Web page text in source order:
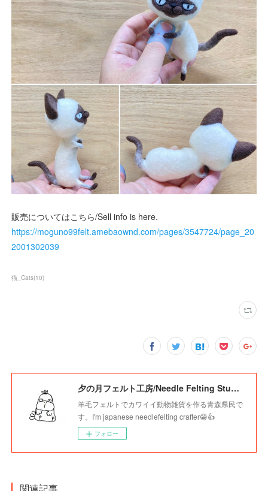
販売についてはこちら/Sell info is here.
https://moguno99felt.amebaownd.com/pages/3547724/page_20
2001302039
猫_Cats(10)
夕の月フェルト工房/Needle Felting Studio Younotsuki
羊毛フェルトでカワイイ動物雑貨を作る青森県民で
す。I'm japanese needlefelting crafter😁👍
フォロー